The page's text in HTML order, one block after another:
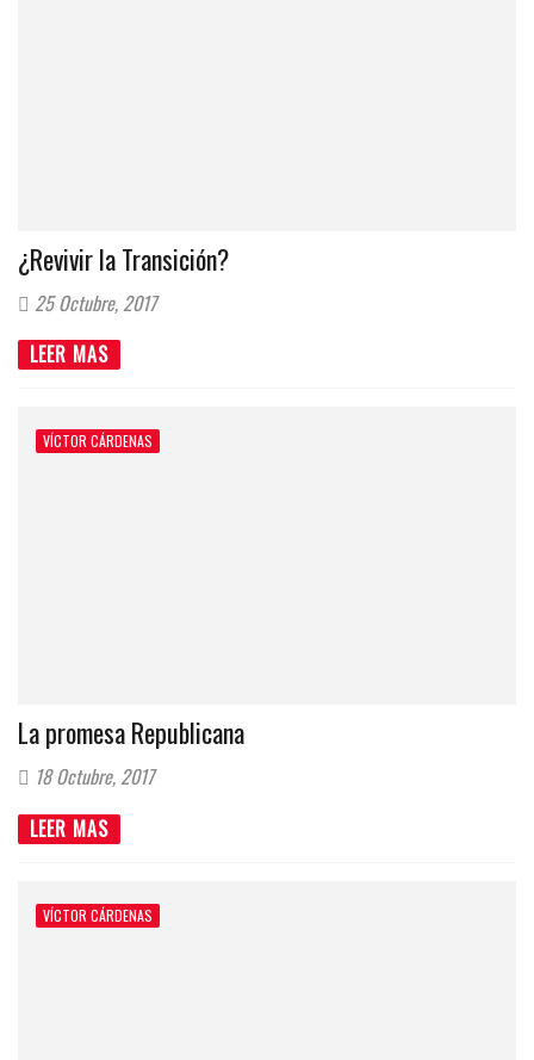
¿Revivir la Transición?
25 Octubre, 2017
LEER MAS
VÍCTOR CÁRDENAS
La promesa Republicana
18 Octubre, 2017
LEER MAS
VÍCTOR CÁRDENAS